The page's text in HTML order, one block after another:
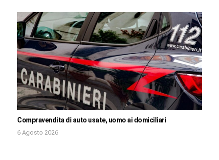
Compravendita di auto usate, uomo ai domiciliari
6 Agosto 2026